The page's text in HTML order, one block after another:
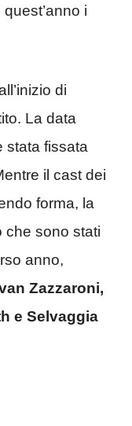
i
di
La data
stata fissata
il cast dei
forma, la
che sono stati
anno,
Zazzaroni,
e Selvaggia